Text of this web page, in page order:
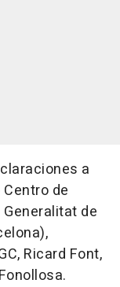
a
de
de
Ricard Font,